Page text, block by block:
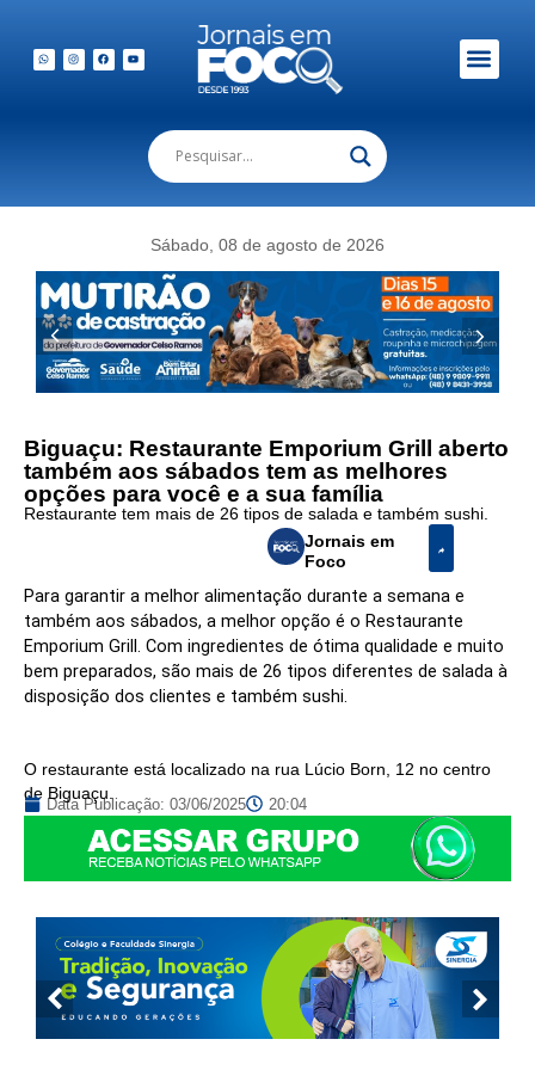
Sábado, 08 de agosto de 2026
Biguaçu: Restaurante Emporium Grill aberto
também aos sábados tem as melhores
opções para você e a sua família
Restaurante tem mais de 26 tipos de salada e também sushi.
Jornais em
Foco
Para garantir a melhor alimentação durante a semana e
também aos sábados, a melhor opção é o Restaurante
Emporium Grill. Com ingredientes de ótima qualidade e muito
bem preparados, são mais de 26 tipos diferentes de salada à
disposição dos clientes e também sushi.
O restaurante está localizado na rua Lúcio Born, 12 no centro
de Biguaçu.
Data Publicação: 03/06/2025 20:04